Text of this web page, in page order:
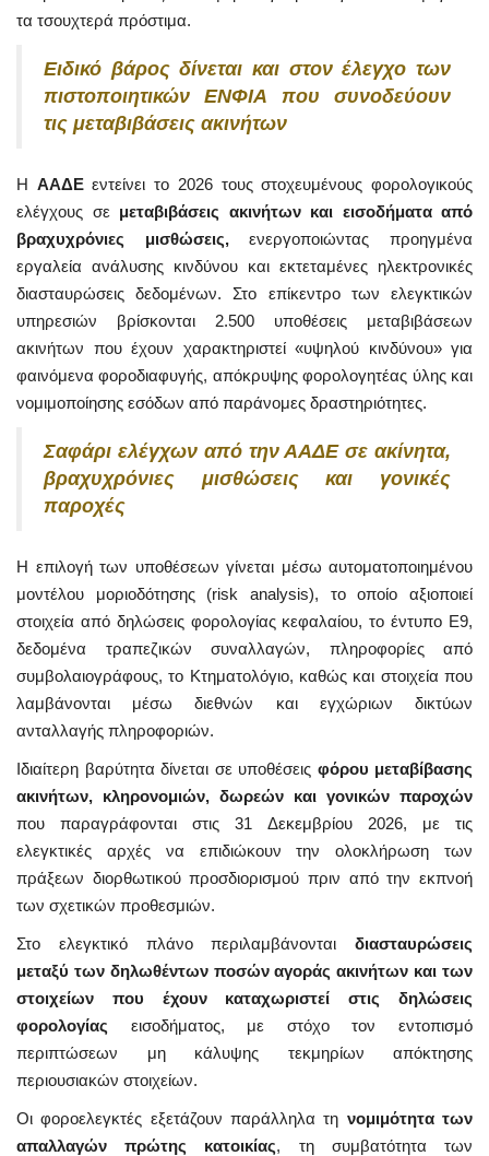
τα τσουχτερά πρόστιμα.
Ειδικό βάρος δίνεται και στον έλεγχο των
πιστοποιητικών ΕΝΦΙΑ που συνοδεύουν
τις μεταβιβάσεις ακινήτων
Η ΑΑΔΕεντείνει το 2026 τους στοχευμένους φορολογικούς
ελέγχους σε μεταβιβάσεις ακινήτων και εισοδήματα από
βραχυχρόνιες μισθώσεις,ενεργοποιώντας προηγμένα
εργαλεία ανάλυσης κινδύνου και εκτεταμένες ηλεκτρονικές
διασταυρώσεις δεδομένων. Στο επίκεντρο των ελεγκτικών
υπηρεσιών βρίσκονται 2.500 υποθέσεις μεταβιβάσεων
ακινήτων που έχουν χαρακτηριστεί «υψηλού κινδύνου» για
φαινόμενα φοροδιαφυγής, απόκρυψης φορολογητέας ύλης και
νομιμοποίησης εσόδων από παράνομες δραστηριότητες.
Σαφάρι ελέγχων από την ΑΑΔΕ σε ακίνητα,
βραχυχρόνιες μισθώσεις και γονικές
παροχές
Η επιλογή των υποθέσεων γίνεται μέσω αυτοματοποιημένου
μοντέλου μοριοδότησης (risk analysis), το οποίο αξιοποιεί
στοιχεία από δηλώσεις φορολογίας κεφαλαίου, το έντυπο Ε9,
δεδομένα τραπεζικών συναλλαγών, πληροφορίες από
συμβολαιογράφους, το Κτηματολόγιο, καθώς και στοιχεία που
λαμβάνονται μέσω διεθνών και εγχώριων δικτύων
ανταλλαγής πληροφοριών.
Ιδιαίτερη βαρύτητα δίνεται σε υποθέσεις φόρου μεταβίβασης
ακινήτων, κληρονομιών, δωρεών και γονικών παροχών
που παραγράφονται στις 31 Δεκεμβρίου 2026, με τις
ελεγκτικές αρχές να επιδιώκουν την ολοκλήρωση των
πράξεων διορθωτικού προσδιορισμού πριν από την εκπνοή
των σχετικών προθεσμιών.
Στο ελεγκτικό πλάνο περιλαμβάνονται διασταυρώσεις
μεταξύ των δηλωθέντων ποσών αγοράς ακινήτων και των
στοιχείων που έχουν καταχωριστεί στις δηλώσεις
φορολογίας εισοδήματος, με στόχο τον εντοπισμό
περιπτώσεων μη κάλυψης τεκμηρίων απόκτησης
περιουσιακών στοιχείων.
Οι φοροελεγκτές εξετάζουν παράλληλα τη νομιμότητα των
απαλλαγών πρώτης κατοικίας, τη συμβατότητα των